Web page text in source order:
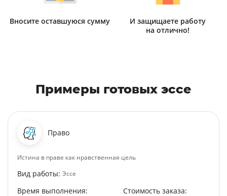
Вносите оставшуюся сумму
И защищаете работу
на отлично!
Примеры готовых эссе
Право
Истина в праве как нравственная цель
Вид работы: Эссе
Время выполнения: Стоимость заказа: